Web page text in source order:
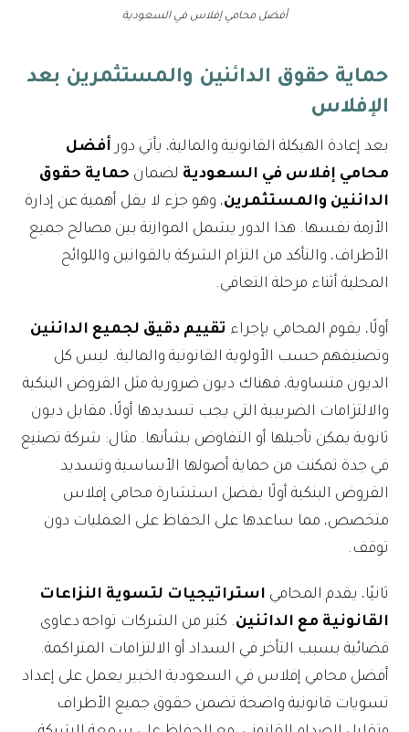
أفضل محامي إفلاس في السعودية
حماية حقوق الدائنين والمستثمرين بعد
الإفلاس
بعد إعادة الهيكلة القانونية والمالية، يأتي دور أفضل
محامي إفلاس في السعودية لضمان حماية حقوق
الدائنين والمستثمرين، وهو جزء لا يقل أهمية عن إدارة
الأزمة نفسها. هذا الدور يشمل الموازنة بين مصالح جميع
الأطراف، والتأكد من التزام الشركة بالقوانين واللوائح
المحلية أثناء مرحلة التعافي.
أولًا، يقوم المحامي بإجراء تقييم دقيق لجميع الدائنين
وتصنيفهم حسب الأولوية القانونية والمالية. ليس كل
الديون متساوية، فهناك ديون ضرورية مثل القروض البنكية
والالتزامات الضريبية التي يجب تسديدها أولًا، مقابل ديون
ثانوية يمكن تأجيلها أو التفاوض بشأنها. مثال: شركة تصنيع
في جدة تمكنت من حماية أصولها الأساسية وتسديد
القروض البنكية أولًا بفضل استشارة محامي إفلاس
متخصص، مما ساعدها على الحفاظ على العمليات دون
توقف.
ثانيًا، يقدم المحامي استراتيجيات لتسوية النزاعات
القانونية مع الدائنين. كثير من الشركات تواجه دعاوى
قضائية بسبب التأخر في السداد أو الالتزامات المتراكمة.
أفضل محامي إفلاس في السعودية الخبير يعمل على إعداد
تسويات قانونية واضحة تضمن حقوق جميع الأطراف